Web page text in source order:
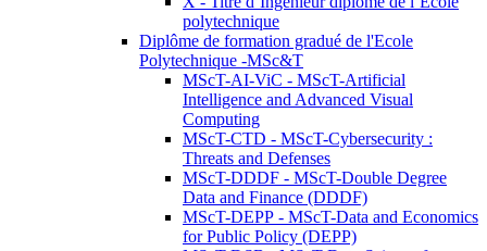
polytechnique
Diplôme de formation gradué de l'Ecole
Polytechnique -MSc&T
MScT-AI-ViC - MScT-Artificial
Intelligence and Advanced Visual
Computing
MScT-CTD - MScT-Cybersecurity :
Threats and Defenses
MScT-DDDF - MScT-Double Degree
Data and Finance (DDDF)
MScT-DEPP - MScT-Data and Economics
for Public Policy (DEPP)